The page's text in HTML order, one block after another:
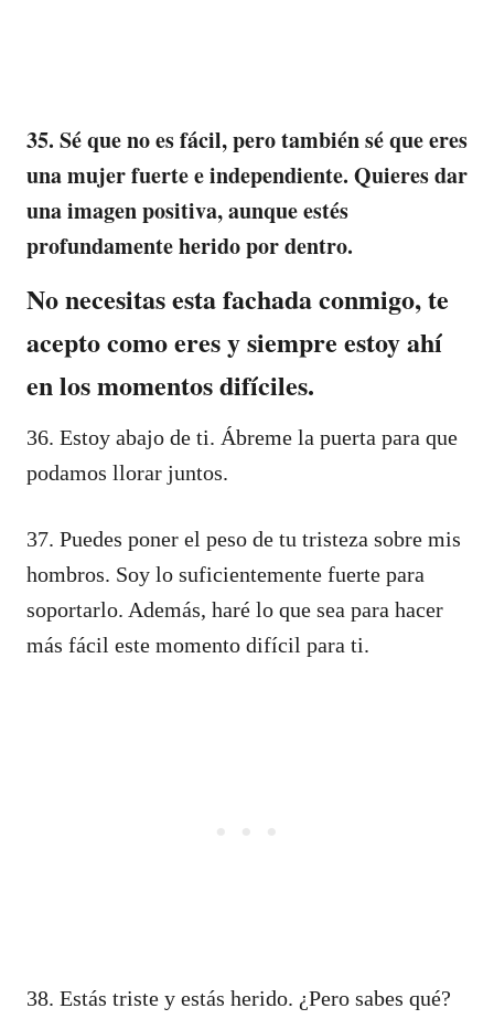
35. Sé que no es fácil, pero también sé que eres
una mujer fuerte e independiente. Quieres dar
una imagen positiva, aunque estés
profundamente herido por dentro.
No necesitas esta fachada conmigo, te
acepto como eres y siempre estoy ahí
en los momentos difíciles.
36. Estoy abajo de ti. Ábreme la puerta para que
podamos llorar juntos.
37. Puedes poner el peso de tu tristeza sobre mis
hombros. Soy lo suficientemente fuerte para
soportarlo. Además, haré lo que sea para hacer
más fácil este momento difícil para ti.
38. Estás triste y estás herido. ¿Pero sabes qué?